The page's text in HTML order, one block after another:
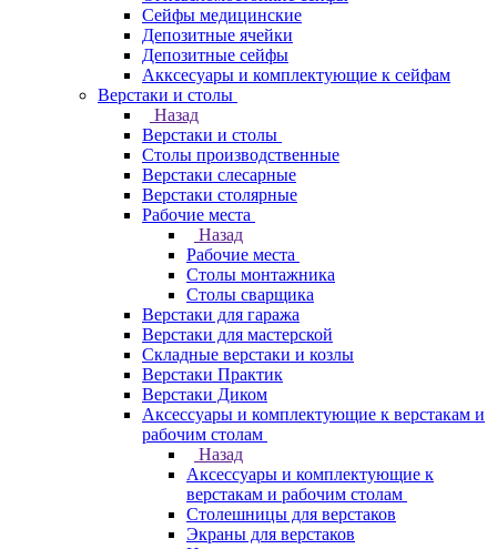
Сейфы медицинские
Депозитные ячейки
Депозитные сейфы
Акксесуары и комплектующие к сейфам
Верстаки и столы
Назад
Верстаки и столы
Столы производственные
Верстаки слесарные
Верстаки столярные
Рабочие места
Назад
Рабочие места
Столы монтажника
Столы сварщика
Верстаки для гаража
Верстаки для мастерской
Складные верстаки и козлы
Верстаки Практик
Верстаки Диком
Аксессуары и комплектующие к верстакам и
рабочим столам
Назад
Аксессуары и комплектующие к
верстакам и рабочим столам
Столешницы для верстаков
Экраны для верстаков